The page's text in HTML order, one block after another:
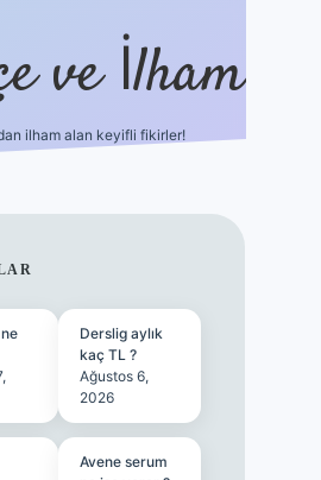
ve İlham
ilham alan keyifli fikirler!
Derslig aylık
kaç TL ?
Ağustos 6,
2026
Avene serum
ilbet yeni